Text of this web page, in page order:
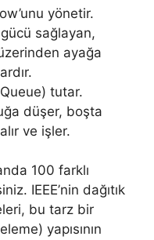
yönetir.
sağlayan,
ayağa
tutar.
düşer, boşta
ve işler.
100 farklı
IEEE’nin dağıtık
bu tarz bir
yapısının